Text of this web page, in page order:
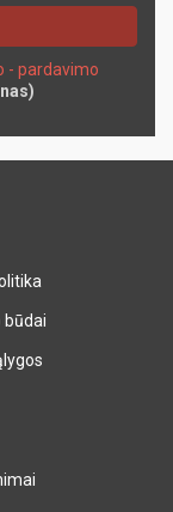
- pardavimo
būdai